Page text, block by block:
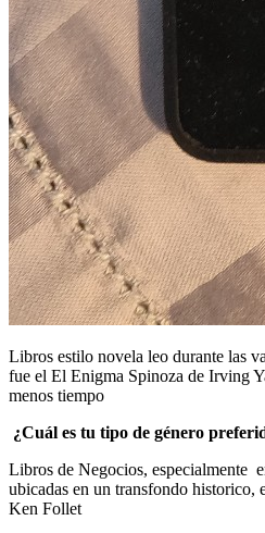
Libros estilo novela leo durante las
fue el El Enigma Spinoza de Irving
menos tiempo
¿Cuál es tu tipo de género
Libros de Negocios, especialmente
ubicadas en un transfondo historico,
Ken Follet